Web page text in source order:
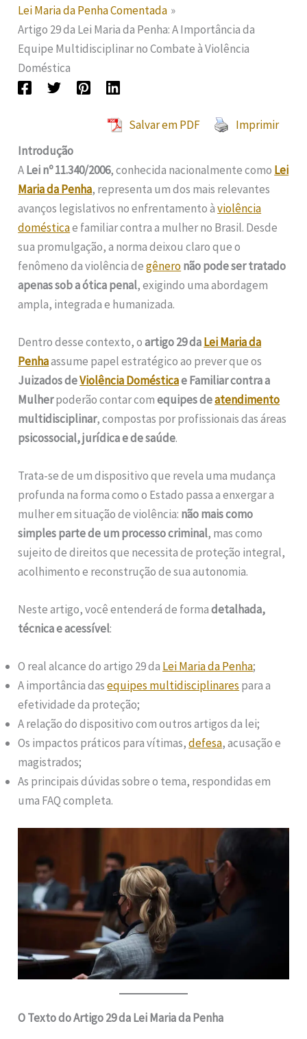
Lei Maria da Penha Comentada
Artigo 29 da Lei Maria da Penha: A Importância da
Equipe Multidisciplinar no Combate à Violência
Doméstica
Salvar em PDF
Imprimir
Introdução
ALei nº 11.340/2006, conhecida nacionalmente como Lei
Maria da Penha, representa um dos mais relevantes
avanços legislativos no enfrentamento àviolência
domésticae familiar contra a mulher no Brasil. Desde
sua promulgação, a norma deixou claro que o
fenômeno da violência degêneronão pode ser tratado
apenas sob a ótica penal, exigindo uma abordagem
ampla, integrada e humanizada.
Dentro desse contexto, oartigo 29 daLei Maria da
Penhaassume papel estratégico ao prever que os
Juizados deViolência Domésticae Familiar contra a
Mulherpoderão contar comequipes deatendimento
multidisciplinar, compostas por profissionais das áreas
psicossocial, jurídica e de saúde.
Trata-se de um dispositivo que revela uma mudança
profunda na forma como o Estado passa a enxergar a
mulher em situação de violência: não mais como
simples parte de um processo criminal, mas como
sujeito de direitos que necessita de proteção integral,
acolhimento e reconstrução de sua autonomia.
Neste artigo, você entenderá de formadetalhada,
técnica e acessível:
O real alcance do artigo 29 da Lei Maria da Penha;
A importância dasequipes multidisciplinares para a
efetividade da proteção;
A relação do dispositivo com outros artigos da lei;
Os impactos práticos para vítimas,defesa, acusação e
magistrados;
As principais dúvidas sobre o tema, respondidas em
uma FAQ completa.
O Texto do Artigo 29 da Lei Maria da Penha